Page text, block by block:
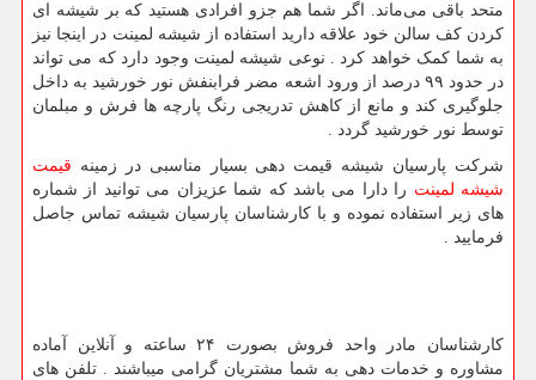
متحد باقی می‌ماند. اگر شما هم جزو افرادی هستید که بر شیشه ای
کردن کف سالن خود علاقه دارید استفاده از شیشه لمینت در اینجا نیز
به شما کمک خواهد کرد . نوعی شیشه لمینت وجود دارد که می تواند
در حدود ۹۹ درصد از ورود اشعه مضر فرابنفش نور خورشید به داخل
جلوگیری کند و مانع از کاهش تدریجی رنگ پارچه ها فرش و مبلمان
توسط نور خورشید گردد .
شرکت پارسیان شیشه قیمت دهی بسیار مناسبی در زمینه قیمت
شیشه لمینت را دارا می باشد که شما عزیزان می توانید از شماره
های زیر استفاده نموده و با کارشناسان پارسیان شیشه تماس جاصل
فرمایید .
کارشناسان مادر واحد فروش بصورت ۲۴ساعته و آنلاین آماده
مشاوره و خدمات دهی به شما مشتریان گرامی میباشند . تلفن های